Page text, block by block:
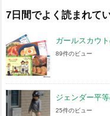
ブ
7日間でよく読まれて
ガールスカウ
89件のビュー
ジェンダー平
25件のビュー